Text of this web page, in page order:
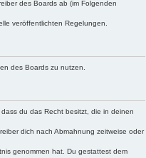
des Boards ab (im Folgenden
veröffentlichten Regelungen.
des Boards zu nutzen.
du das Recht besitzt, die in deinen
dich nach Abmahnung zeitweise oder
genommen hat. Du gestattest dem